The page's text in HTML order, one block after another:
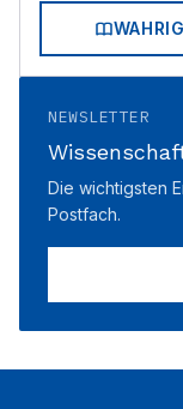
NEWSLETTER
Die wichtigsten
Postfach.